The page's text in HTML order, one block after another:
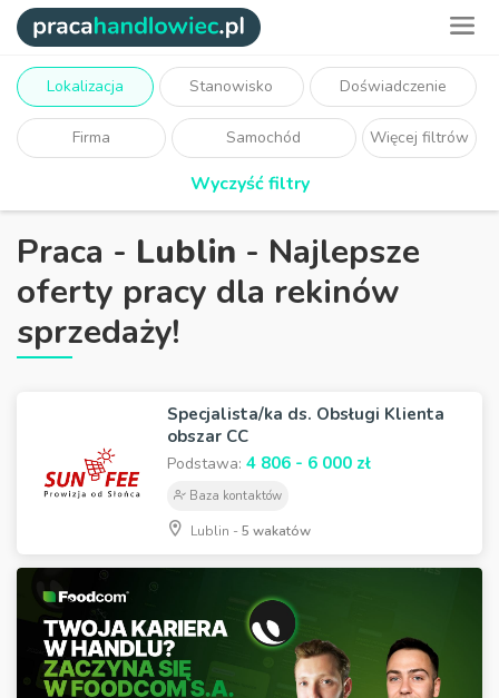
Lokalizacja Stanowisko Doświadczenie
Firma Samochód Więcej filtrów
Wyczyść filtry
Praca - Lublin - Najlepsze
oferty pracy dla rekinów
sprzedaży!
Specjalista/ka ds. Obsługi Klienta
obszar CC
Podstawa: 4 806 - 6 000 zł
Baza kontaktów
Lublin -5 wakatów